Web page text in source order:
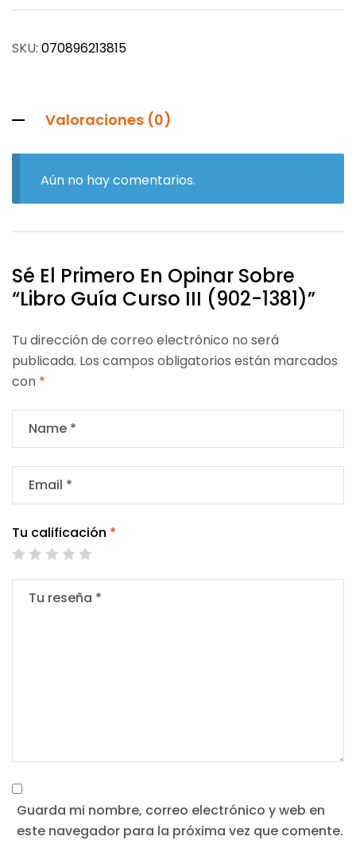
SKU: 070896213815
Valoraciones (0)
Aún no hay comentarios.
Sé El Primero En Opinar Sobre
“Libro Guía Curso III (902-1381)”
Tu dirección de correo electrónico no será
publicada. Los campos obligatorios están marcados
con *
Tu calificación *
Guarda mi nombre, correo electrónico y web en
este navegador para la próxima vez que comente.